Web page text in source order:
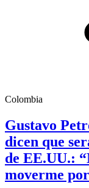
Colombia
Gustavo
dicen que
de EE.UU.:
moverme